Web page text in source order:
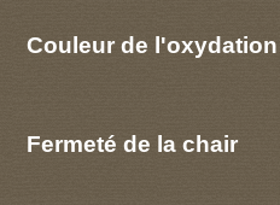
Couleur de
Fermeté de la chair